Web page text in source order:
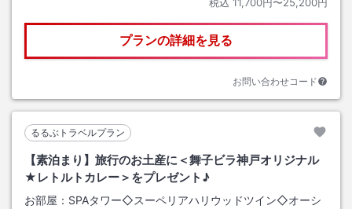
税込 11,700円〜25,200円
プランの詳細を見る
お問い合わせコード
るるぶトラベルプラン
【素泊まり】旅行のお土産に＜舞子ビラ神戸オリジナル
★レトルトカレー＞をプレゼント♪
お部屋： SPAタワー◇スーペリアハリウッドツイン◇オーシ